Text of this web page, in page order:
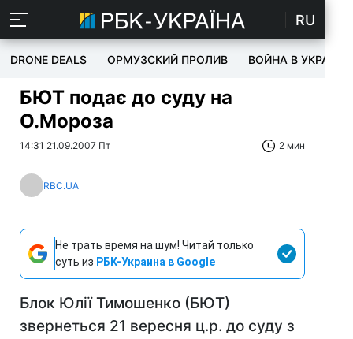
RU
DRONE DEALS ОРМУЗСКИЙ ПРОЛИВ ВОЙНА В УКРАИНЕ
БЮТ подає до суду на
О.Мороза
14:31 21.09.2007 Пт 2 мин
RBC.UA
Не трать время на шум! Читай только
суть из РБК-Украина в Google
Блок Юлії Тимошенко (БЮТ)
звернеться 21 вересня ц.р. до суду з